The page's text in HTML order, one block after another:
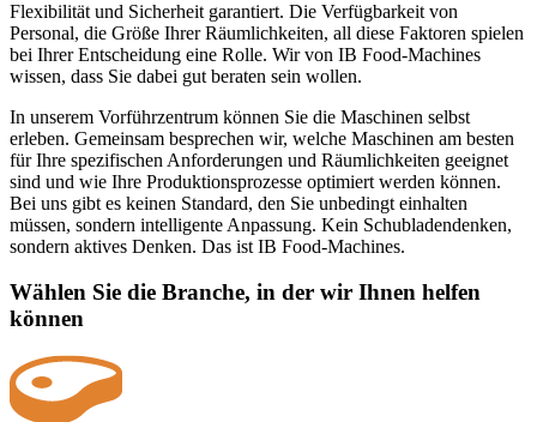
Flexibilität und Sicherheit garantiert. Die Verfügbarkeit von
Personal, die Größe Ihrer Räumlichkeiten, all diese Faktoren spielen
bei Ihrer Entscheidung eine Rolle. Wir von IB Food-Machines
wissen, dass Sie dabei gut beraten sein wollen.
In unserem Vorführzentrum können Sie die Maschinen selbst
erleben. Gemeinsam besprechen wir, welche Maschinen am besten
für Ihre spezifischen Anforderungen und Räumlichkeiten geeignet
sind und wie Ihre Produktionsprozesse optimiert werden können.
Bei uns gibt es keinen Standard, den Sie unbedingt einhalten
müssen, sondern intelligente Anpassung. Kein Schubladendenken,
sondern aktives Denken. Das ist IB Food-Machines.
Wählen Sie die Branche, in der wir Ihnen helfen
können